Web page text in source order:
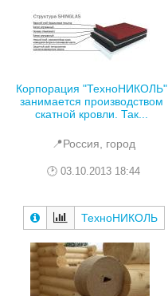
Корпорация "ТехноНИКОЛЬ"
занимается производством
скатной кровли. Так...
📍Россия, город
03.10.2013 18:44
ТехноНИКОЛЬ